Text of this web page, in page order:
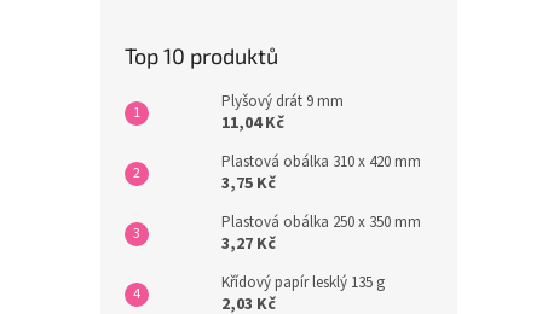
Top 10 produktů
Plyšový drát 9 mm
11,04 Kč
Plastová obálka 310 x 420 mm
3,75 Kč
Plastová obálka 250 x 350 mm
3,27 Kč
Křídový papír lesklý 135 g
2,03 Kč